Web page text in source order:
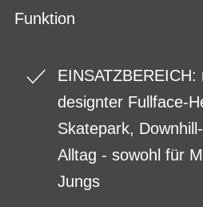
Funktion
EINSATZBEREICH:
designter Fullface-
Skatepark,
Alltag - sowohl für
Jungs